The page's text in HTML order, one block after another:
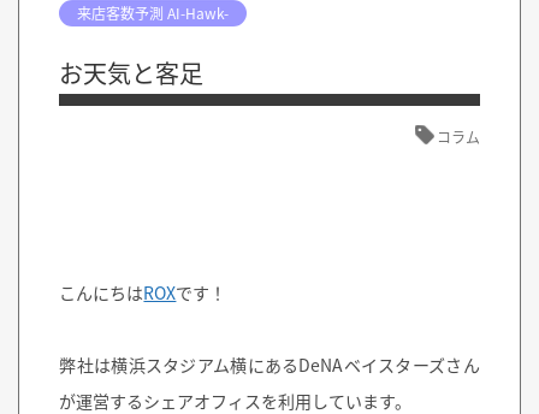
来店客数予測 AI-Hawk-
お天気と客足
コラム
こんにちはROXです！
弊社は横浜スタジアム横にあるDeNAベイスターズさん
が運営するシェアオフィスを利用しています。